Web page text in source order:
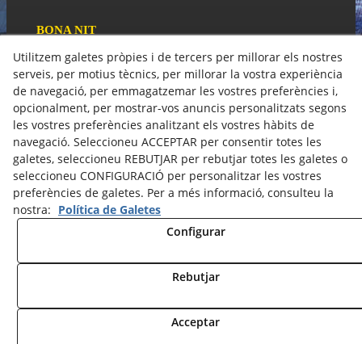
BONA NIT
25300 Tàrrega (Lleida)
973 50 11 71
bonallum@bonallum.com
Política de Cookies
Política de Privacitat
© 08/2026 GRUP BONA LLUM - Tots els drets reservats.
Utilitzem galetes pròpies i de tercers per millorar els nostres
serveis, per motius tècnics, per millorar la vostra experiència
de navegació, per emmagatzemar les vostres preferències i,
opcionalment, per mostrar-vos anuncis personalitzats segons
les vostres preferències analitzant els vostres hàbits de
navegació. Seleccioneu ACCEPTAR per consentir totes les
galetes, seleccioneu REBUTJAR per rebutjar totes les galetes o
seleccioneu CONFIGURACIÓ per personalitzar les vostres
preferències de galetes. Per a més informació, consulteu la
nostra: Política de Galetes
Configurar
Rebutjar
Acceptar